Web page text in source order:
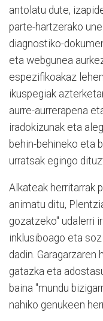
antolatu dute,
parte-hartzerako
diagnostiko-
eta webgunea
espezifikoakaz
ikuspegiak
aurre-aurrerapena
iradokizunak eta
behin-behineko eta
urratsak egingo
Alkateak herritarrak
animatu ditu,
gozatzeko" udalerri
inklusiboago eta
dadin.
gatazka eta
baina "mundu
nahiko genukeen